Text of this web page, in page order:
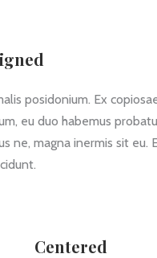
posidonium. Ex
eu duo habemus
ne, magna inermis sit eu.
Centered